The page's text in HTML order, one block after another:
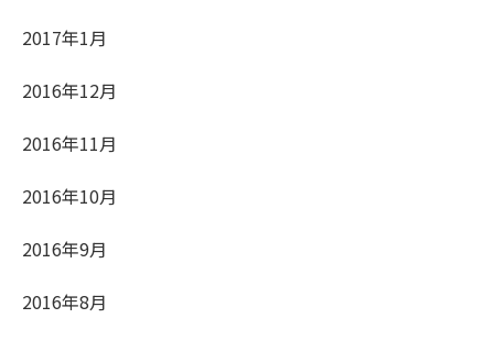
2017年1月
2016年12月
2016年11月
2016年10月
2016年9月
2016年8月